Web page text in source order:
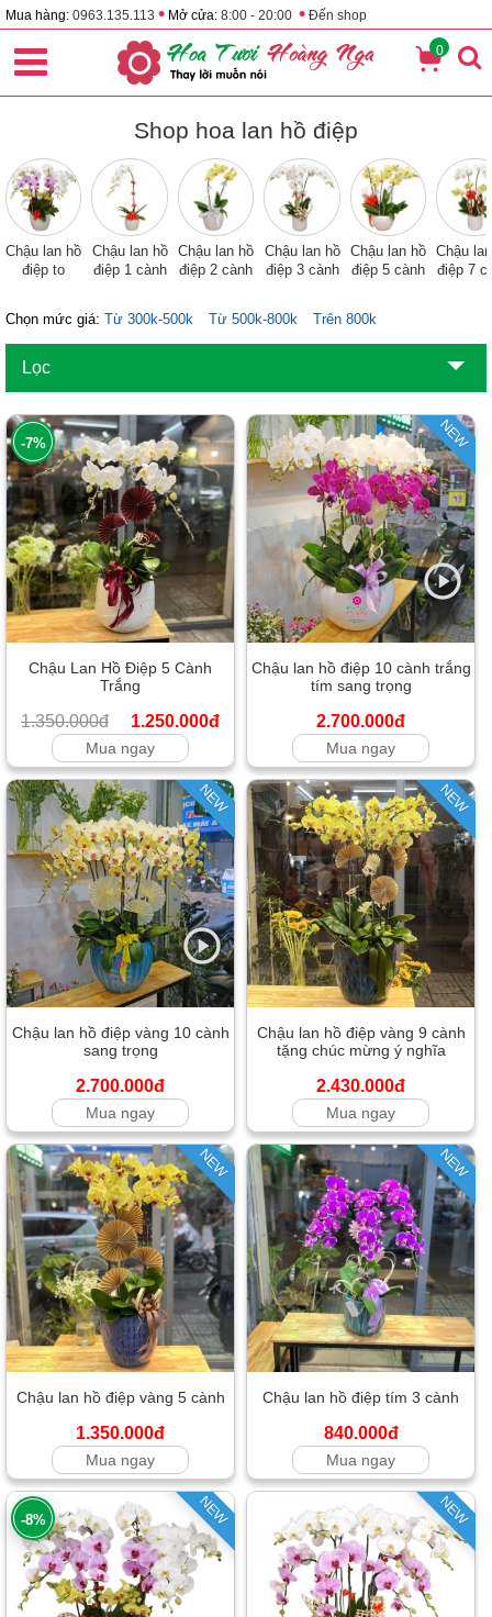
Mua hàng: 0963.135.113 • Mở cửa: 8:00 - 20:00 • Đến shop
0
Shop hoa lan hồ điệp
Chậu lan hồ
điệp to
Chậu lan hồ
điệp 1 cành
Chậu lan hồ
điệp 2 cành
Chậu lan hồ
điệp 3 cành
Chậu lan hồ
điệp 5 cành
Chậu
điệp 7
Chọn mức giá: Từ 300k-500k Từ 500k-800k Trên 800k
Lọc
-7%
Chậu Lan Hồ Điệp 5 Cành
Trắng
1.350.000đ 1.250.000đ
Mua ngay
NEW
Chậu lan hồ điệp 10 cành trắng
tím sang trọng
2.700.000đ
Mua ngay
NEW
Chậu lan hồ điệp vàng 10 cành
sang trọng
2.700.000đ
Mua ngay
NEW
Chậu lan hồ điệp vàng 9 cành
tặng chúc mừng ý nghĩa
2.430.000đ
Mua ngay
NEW
Chậu lan hồ điệp vàng 5 cành
1.350.000đ
Mua ngay
NEW
Chậu lan hồ điệp tím 3 cành
840.000đ
Mua ngay
NEW
-8% NEW